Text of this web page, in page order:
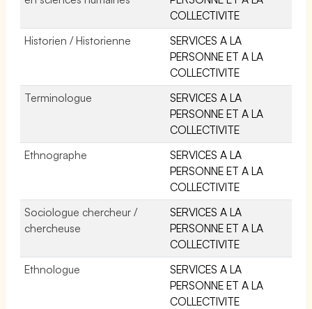
COLLECTIVITE
Historien / Historienne
SERVICES A LA
PERSONNE ET A LA
COLLECTIVITE
Terminologue
SERVICES A LA
PERSONNE ET A LA
COLLECTIVITE
Ethnographe
SERVICES A LA
PERSONNE ET A LA
COLLECTIVITE
Sociologue chercheur /
chercheuse
SERVICES A LA
PERSONNE ET A LA
COLLECTIVITE
Ethnologue
SERVICES A LA
PERSONNE ET A LA
COLLECTIVITE